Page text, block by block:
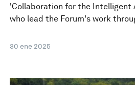
'Collaboration for the Intelligent
who lead the Forum's work
30 ene 2025